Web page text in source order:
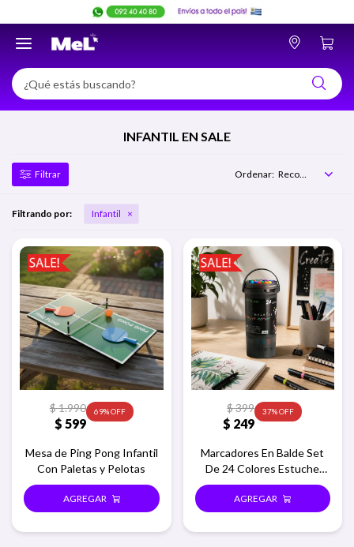

INFANTIL EN SALE
Recomendados
Filtrando por: Infantil
$ 599
$1.990 69
Mesa de Ping Pong Infantil
Con Paletas y Pelotas
$ 249
$399 37
Marcadores En Balde Set
De 24 Colores Estuche
Redondo